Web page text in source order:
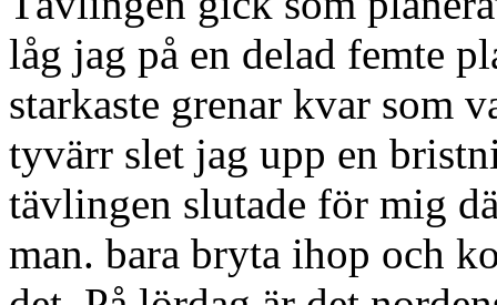
låg jag på en delad femte
starkaste grenar kvar som
tyvärr slet jag upp en
tävlingen slutade för mig
man. bara bryta ihop och